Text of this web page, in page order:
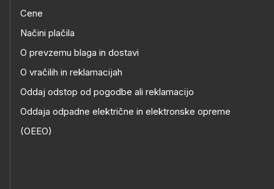
Cene
Načini plačila
O prevzemu blaga in dostavi
O vračilih in reklamacijah
Oddaj odstop od pogodbe ali reklamacijo
Oddaja odpadne električne in elektronske opreme
(OEEO)